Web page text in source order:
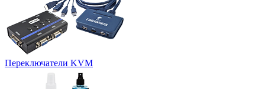
Переключатели KVM